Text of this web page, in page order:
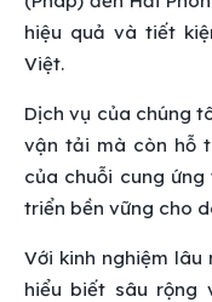
hiệu quả và tiết
Việt.
Dịch vụ của chúng
vận tải mà còn hỗ
của chuỗi cung
triển bền vững cho
Với kinh nghiệm
hiểu biết sâu rộng